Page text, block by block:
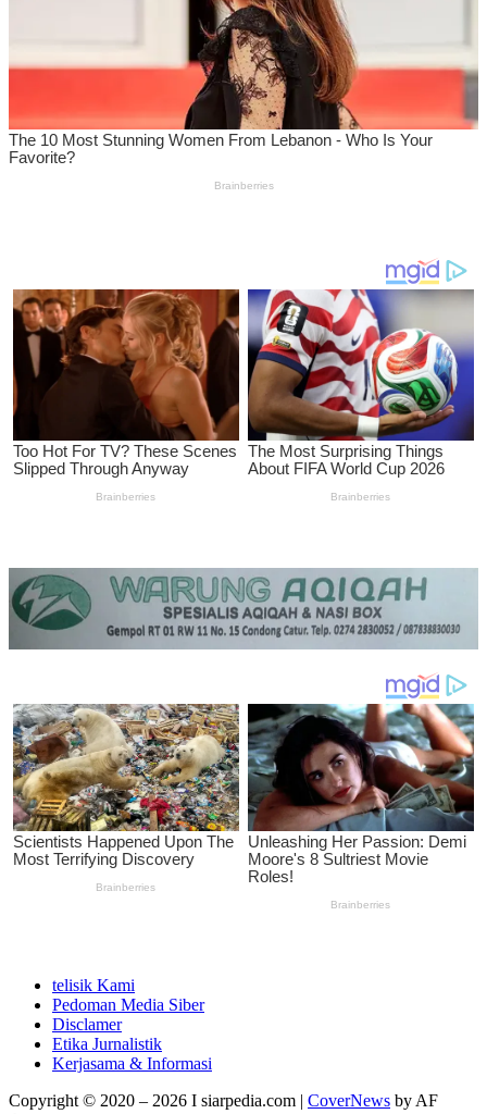
telisik Kami
Pedoman Media Siber
Disclamer
Etika Jurnalistik
Kerjasama & Informasi
Copyright © 2020 – 2026 I siarpedia.com | CoverNews by AF